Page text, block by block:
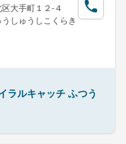
大手町１２-４
しゅうしこくらき
ラルキャッチ ふつう